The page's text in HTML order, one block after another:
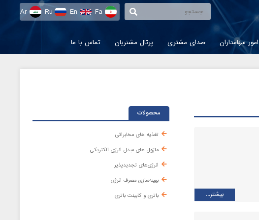
Fa
En
Ru
Ar
امور سهامداران صدای مشتری پرتال مشتریان تماس با ما
بیشتر...
محصولات
تغذیه های مخابراتی
ماژول های مبدل انرژی الکتریکی
انرژی‌های تجدیدپذیر
بهینه‌سازی مصرف انرژی
باتری و کابینت باتری